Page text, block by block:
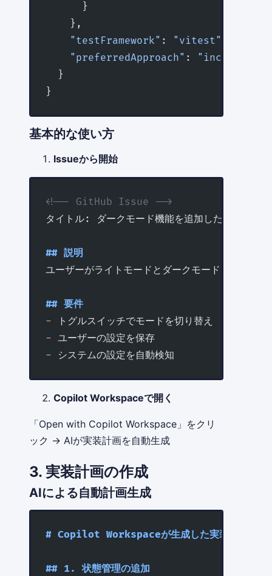
      }
    },
    "testFramework"
: "vitest"
    "preferredApproach"
:
  }
}
基本的な使い方
Issueから開始
<!-- GitHub Issue -->
タイトル: ダークモード機能を追加したい
## 説明
ユーザーがライトモードとダークモードを切り替
## 要件
- トグルスイッチでモードを切り替え
- ユーザーの設定を保存
- システムの設定を自動検知
Copilot Workspaceで開く
「Open with Copilot Workspace」をクリ
ック → AIが実装計画を自動生成
3. 実装計画の作成
AIによる自動計画生成
# Copilot Workspaceが生成した実装計画
## 1. 状態管理の追加